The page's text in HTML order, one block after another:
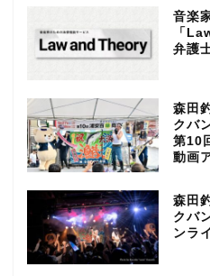
音楽
「
弁護
森田
クバ
第10
動画
森田
クバ
ンラ